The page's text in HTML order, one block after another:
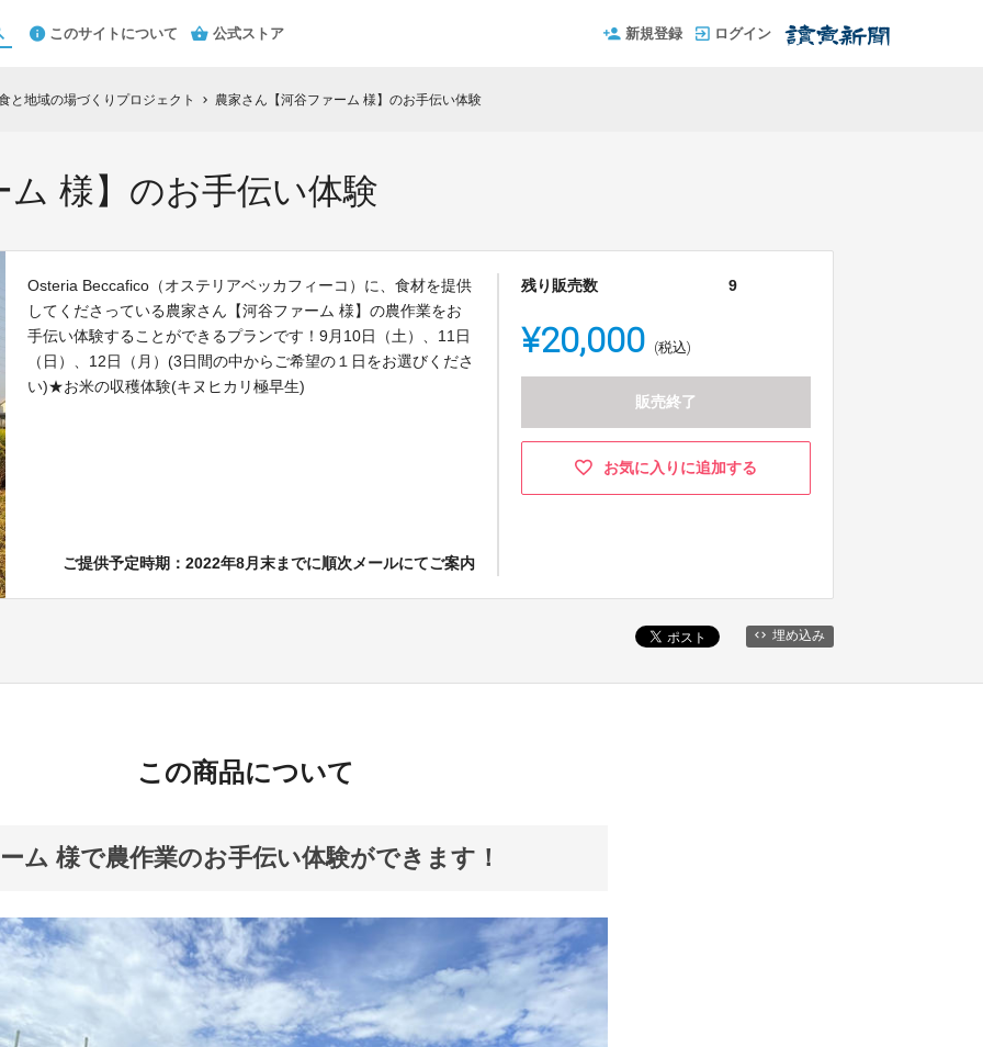
このサイトについて 公式ストア 新規登録 ログイン
と地域の場づくりプロジェクト chevron_right 農家さん【河谷ファーム 様】のお手伝い体験
様】のお手伝い体験
Osteria Beccafico（オステリアベッカフィーコ）に、食材を提供
してくださっている農家さん【河谷ファーム 様】の農作業をお
手伝い体験することができるプランです！9月10日（土）、11日
（日）、12日（月）(3日間の中からご希望の１日をお選びくださ
い)★お米の収穫体験(キヌヒカリ極早生)
ご提供予定時期：2022年8月末までに順次メールにてご案内
残り販売数 9
¥20,000 (税込)
販売終了
お気に入りに追加する
埋め込み
この商品について
ム 様で農作業のお手伝い体験ができます！